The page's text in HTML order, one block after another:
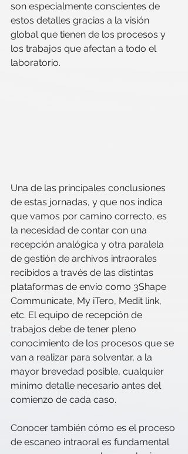
son especialmente conscientes de
estos detalles gracias a la visión
global que tienen de los procesos y
los trabajos que afectan a todo el
laboratorio.
Una de las principales conclusiones
de estas jornadas, y que nos indica
que vamos por camino correcto, es
la necesidad de contar con una
recepción analógica y otra paralela
de gestión de archivos intraorales
recibidos a través de las distintas
plataformas de envío como 3Shape
Communicate, My iTero, Medit link,
etc. El equipo de recepción de
trabajos debe de tener pleno
conocimiento de los procesos que se
van a realizar para solventar, a la
mayor brevedad posible, cualquier
mínimo detalle necesario antes del
comienzo de cada caso.
Conocer también cómo es el proceso
de escaneo intraoral es fundamental